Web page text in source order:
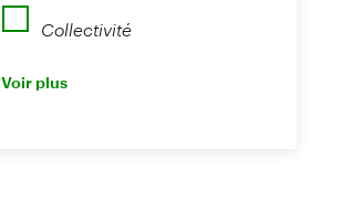
Collectivité
Perspectives
Voir plus